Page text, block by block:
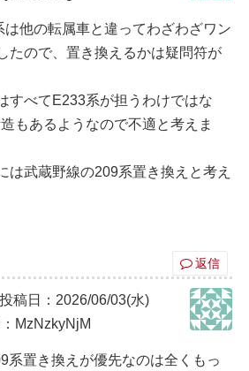
は他の転属車と違ってわざわざワン
たので、置き換えるかは疑問符が
すべてE233系が担うわけではな
もあるようなので不適と考えま
は武蔵野線の209系置き換えと考え
返信
投稿日：2026/06/03(水)
：MzNzkyNjM
系置き換えが優先なのは全くもっ